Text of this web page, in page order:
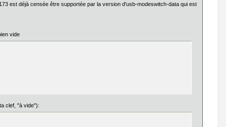
est déjà censée être supportée par la version d'usb-modeswitch-data qui est
vide
clef, "à vide"):